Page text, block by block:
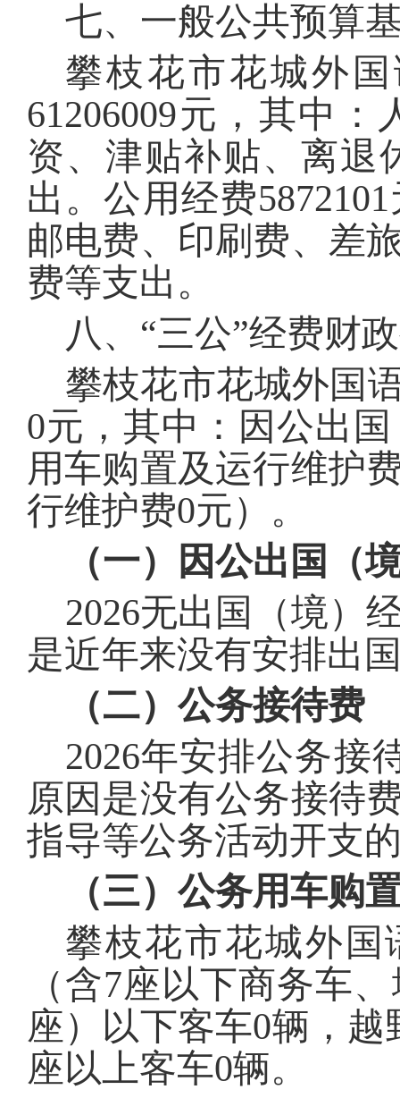
七、一般公共预算
攀枝花市花城外
61206009元，其中：
资、津贴补贴、离退
出。公用经费5872101
邮电费、印刷费、差
费等支出。
八、 “三公”经费财
攀枝花市花城外国
0元，其中：因公出
用车购置及运行维护
行维护费0元）。
（一）因公出国（
2026无出国（境）
是近年来没有安排出
（二）公务接待费
2026年安排公务接
原因是没有公务接待
指导等公务活动开支
（三）公务用车购
攀枝花市花城外国
（含7座以下商务车
座）以下客车0辆，越
座以上客车0辆。